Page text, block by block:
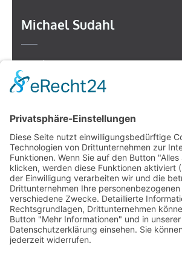
Michael Sudahl
Beethovenstr. 4
73614 Schorndorf
Telefon: 07181 477 9998
Leonhard Fromm
Goethestr. 27
73614 Schorndorf
Telefon. 07181 4769906
E-Mail:fromm@der-medienberater.de